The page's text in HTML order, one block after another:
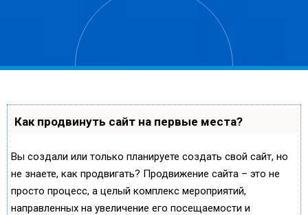
Как продвинуть сайт на первые места?
Вы создали или только планируете создать свой сайт, но
не знаете, как продвигать? Продвижение сайта – это не
просто процесс, а целый комплекс мероприятий,
направленных на увеличение его посещаемости и